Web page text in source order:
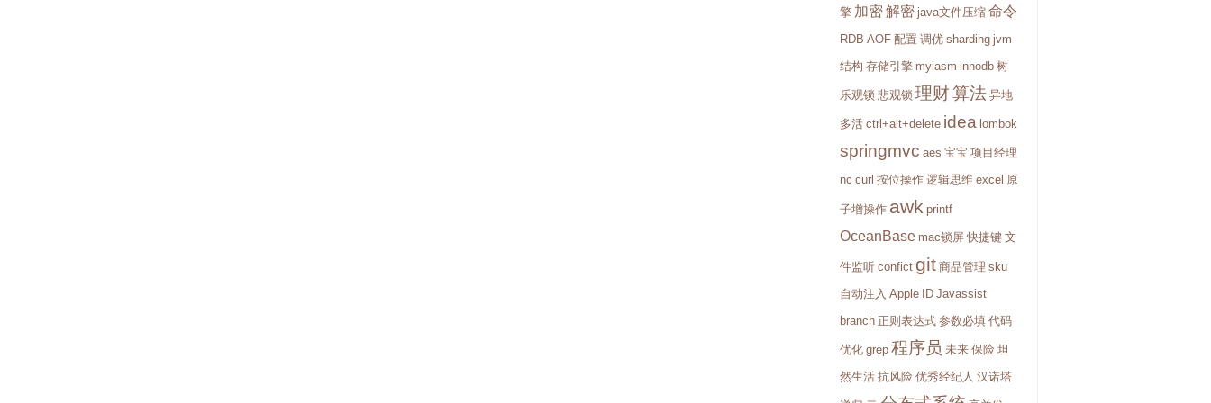
擎 加密解密 java文件压缩 命令
RDB AOF 配置 调优 sharding jvm
结构 存储引擎 myiasm innodb 树
乐观锁 悲观锁 理财算法 异地
多活 ctrl+alt+delete idea lombok
springmvc aes 宝宝 项目经理
nc curl 按位操作 逻辑思维 excel 原
子增操作 awk printf
OceanBase mac锁屏 快捷键 文
件监听 confict git 商品管理 sku
自动注入 Apple ID Javassist
branch 正则表达式 参数必填 代码
优化 grep 程序员 未来 保险 坦
然生活 抗风险 优秀经纪人 汉诺塔